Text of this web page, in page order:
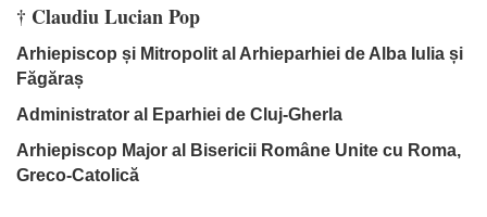
† Claudiu Lucian Pop
Arhiepiscop și Mitropolit al Arhieparhiei de Alba Iulia și
Făgăraș
Administrator al Eparhiei de Cluj-Gherla
Arhiepiscop Major al Bisericii Române Unite cu Roma,
Greco-Catolică